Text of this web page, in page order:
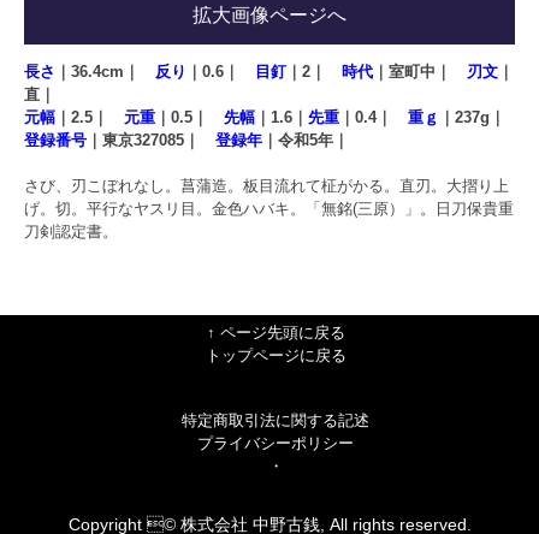
拡大画像ページへ
長さ ｜36.4cm｜ 反り ｜0.6｜ 目釘 ｜2｜ 時代 ｜室町中｜ 刃文
直｜
元幅 ｜2.5｜ 元重 ｜0.5｜ 先幅 ｜1.6｜ 先重 ｜0.4｜ 重ｇ
｜237g｜
登録番号 ｜東京327085｜ 登録年 ｜令和5年｜
さび、刃こぼれなし。菖蒲造。板目流れて柾がかる。直刃。大摺り上
げ。切。平行なヤスリ目。金色ハバキ。「無銘(三原）」。日刀保貴重
刀剣認定書。
↑ ページ先頭に戻る
トップページに戻る
特定商取引法に関する記述
プライバシーポリシー
・
Copyright © 株式会社 中野古銭, All rights reserved.